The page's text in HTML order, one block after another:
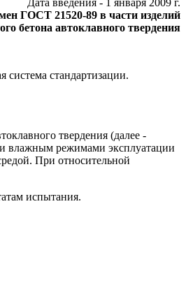
ГОСТ 21520-89 в части изделий
бетона автоклавного твердения
стандартизации.
твердения (далее -
влажным режимами эксплуатации
При относительной
испытания.